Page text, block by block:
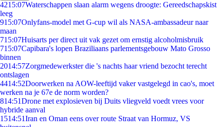
4215:07Waterschappen slaan alarm wegens droogte: Gereedschapskist
leeg
915:07Onlyfans-model met G-cup wil als NASA-ambassadeur naar
maan
715:07Huisarts per direct uit vak gezet om ernstig alcoholmisbruik
715:07Capibara's lopen Braziliaans parlementsgebouw Mato Grosso
binnen
2014:57Zorgmedewerkster die 's nachts haar vriend bezocht terecht
ontslagen
4414:52Doorwerken na AOW-leeftijd vaker vastgelegd in cao's, moet
werken na je 67e de norm worden?
814:51Drone met explosieven bij Duits vliegveld voedt vrees voor
hybride aanval
1514:51Iran en Oman eens over route Straat van Hormuz, VS